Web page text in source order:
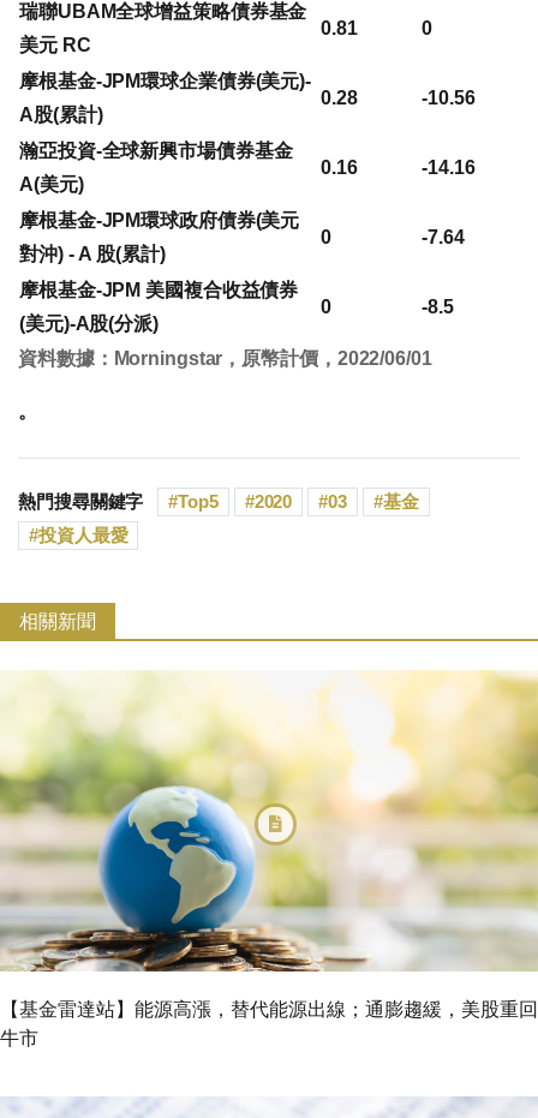
瑞聯UBAM全球增益策略債券基金
美元 RC
0.81 0
摩根基金-JPM環球企業債券(美元)-
A股(累計)
0.28 -10.56
瀚亞投資-全球新興市場債券基金
A(美元)
0.16 -14.16
摩根基金-JPM環球政府債券(美元
對沖) - A 股(累計)
0 -7.64
摩根基金-JPM 美國複合收益債券
(美元)-A股(分派)
0 -8.5
資料數據：Morningstar，原幣計價，2022/06/01
。
熱門搜尋關鍵字 Top5 2020 03
基金
投資人最愛
相關新聞
【基金雷達站】能源高漲，替代能源出線；通膨趨緩，美股重回
牛市